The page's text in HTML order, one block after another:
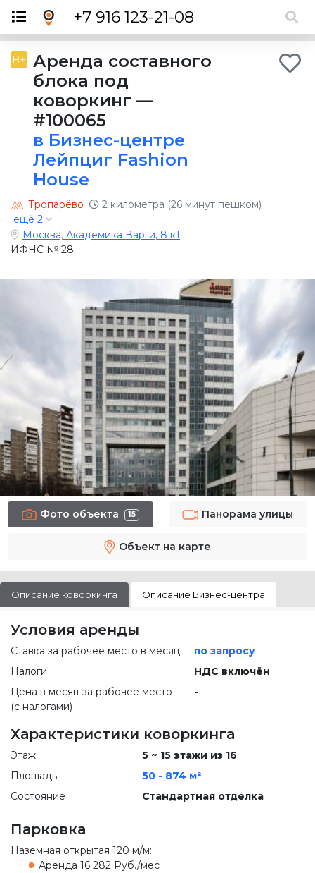
+7 916 123-21-08
B+
Аренда составного
блока под
коворкинг —
#100065
в Бизнес-центре
Лейпциг Fashion
House
Тропарёво 2 километра (26 минут пешком) —
ещё 2
Москва, Академика Варги, 8 к1
ИФНС № 28
Фото объекта 15 Панорама улицы
Объект на карте
Описание коворкинга Описание Бизнес-центра
Условия аренды
Ставка за рабочее место в месяц
по запросу
Налоги
НДС включён
Цена в месяц за рабочее место
(с налогами)
-
Характеристики коворкинга
Этаж
5 ~ 15 этажи из 16
Площадь
50 - 874 м²
Состояние
Стандартная отделка
Парковка
Наземная открытая 120 м/м:
Аренда 16 282 Руб./мес